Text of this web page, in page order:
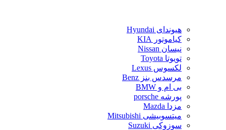
هیوندای Hyundai
کیاموتور KIA
نیسان Nissan
تویوتا Toyota
لکسوس Lexus
مرسدس بنز Benz
بی ام و BMW
پورشه porsche
مزدا Mazda
میتسوبیشی Mitsubishi
سوزوکی Suzuki